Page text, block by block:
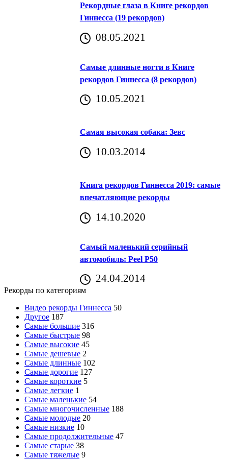
Рекордные глаза в Книге рекордов
Гиннесса (19 рекордов)
08.05.2021
Самые длинные ногти в Книге
рекордов Гиннесса (8 рекордов)
10.05.2021
Самая высокая собака: Зевс
10.03.2014
Книга рекордов Гиннесса 2019: самые
впечатляющие рекорды
14.10.2020
Самый маленький серийный
автомобиль: Peel P50
24.04.2014
Рекорды по категориям
Видео рекорды Гиннесса 50
Другое 187
Самые большие 316
Самые быстрые 98
Самые высокие 45
Самые дешевые 2
Самые длинные 102
Самые дорогие 127
Самые короткие 5
Самые легкие 1
Самые маленькие 54
Самые многочисленные 188
Самые молодые 20
Самые низкие 10
Самые продолжительные 47
Самые старые 38
Самые тяжелые 9